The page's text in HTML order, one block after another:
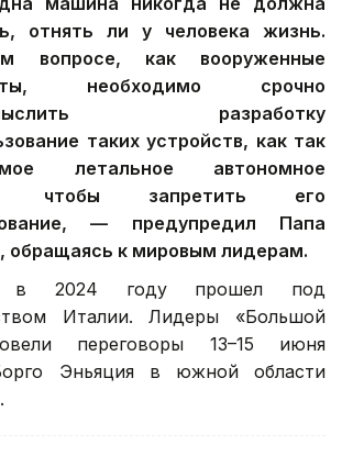
отнять ли у человека жизнь.
вопросе, как вооруженные
необходимо срочно
разработку
таких устройств, как так
летальное автономное
чтобы запретить его
— предупредил Папа
обращаясь к мировым лидерам.
в 2024 году прошел под
Италии. Лидеры «Большой
переговоры 13–15 июня
Эньяция в южной области